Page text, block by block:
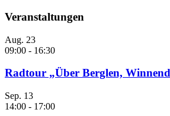
Veranstaltungen
Aug. 23
09:00 - 16:30
Radtour „Über Berglen,
Sep. 13
14:00 - 17:00